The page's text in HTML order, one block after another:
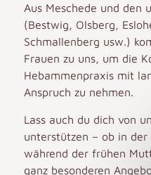
Aus Meschede und den
(Bestwig, Olsberg,
Schmallenberg usw.)
Frauen zu uns, um die
Hebammenpraxis mit
Anspruch zu nehmen.
Lass auch du dich von
unterstützen – ob in der
während der frühen
ganz besonderen